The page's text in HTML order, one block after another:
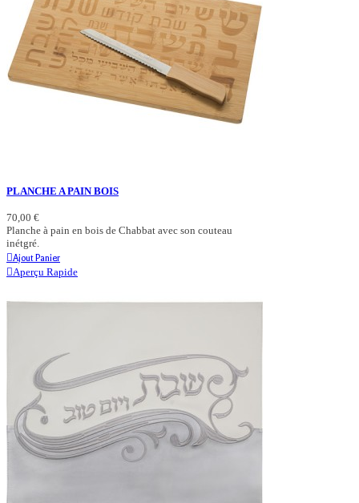
PLANCHE A PAIN BOIS
70,00 €
Planche à pain en bois de Chabbat avec son couteau
inétgré.
Ajout Panier
Aperçu Rapide